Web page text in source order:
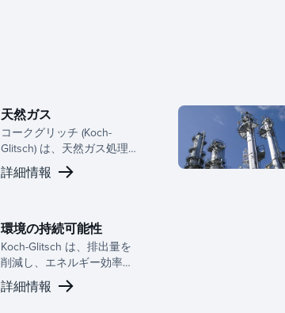
天然ガス
コークグリッチ (Koch-
Glitsch) は、天然ガス処理の
効率、信頼性、持続可能性
を向上させる高性能のミス
提供しています。
詳細情報
環境の持続可能性
Koch-Glitsch は、排出量を
削減し、エネルギー効率を
向上させ、より持続可能な
未来に向けて循環経済プロ
詳細情報